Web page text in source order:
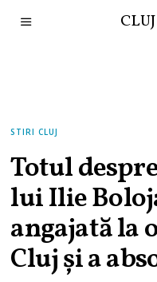
STIRI CLUJ
Totul
lui Ilie
angajată la
Cluj și a